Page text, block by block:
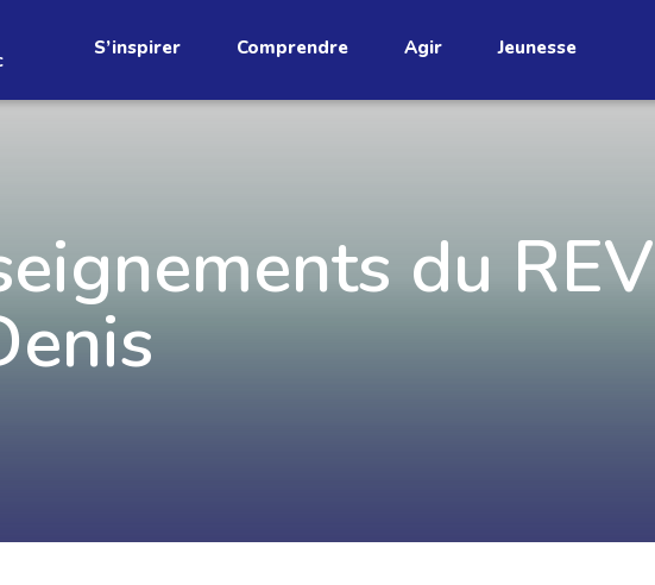
et des gestes
JE M'ABONNE
S’inspirer Comprendre Agir Jeunesse
du REV